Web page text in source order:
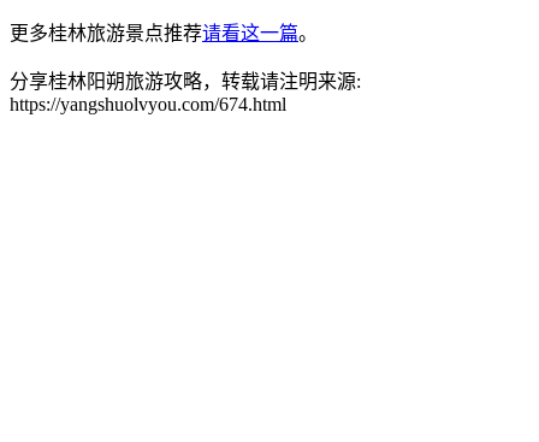
更多桂林旅游景点推荐请看这一篇。
分享桂林阳朔旅游攻略，转载请注明来源:
https://yangshuolvyou.com/674.html